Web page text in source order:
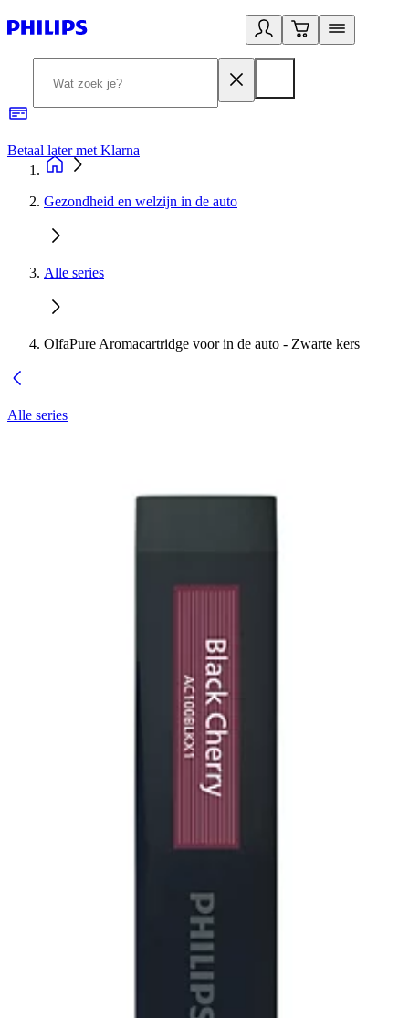
Betaal later met Klarna
Gezondheid en welzijn in de auto
Alle series
OlfaPure Aromacartridge voor in de auto - Zwarte kers
Alle series